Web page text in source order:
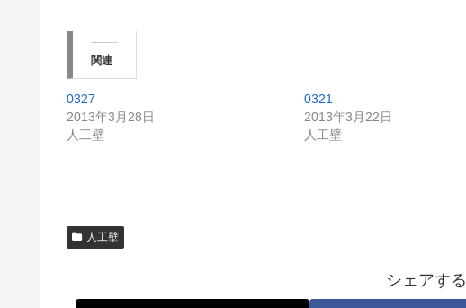
関連
0327
2013年3月28日
人工壁
0321
2013年3月22日
人工壁
人工壁
シェアする